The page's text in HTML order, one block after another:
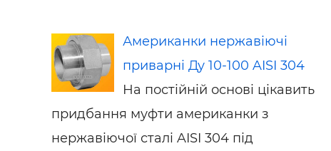
Американки нержавіючі
приварні Ду 10-100 AISI 304
На постійній основі цікавить
придбання муфти американки з
нержавіючої сталі AISI 304 під